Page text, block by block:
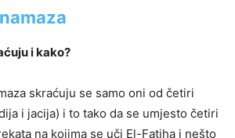
namaza
i kako?
skraćuju se samo oni od četiri
i jacija) i to tako da se umjesto četiri
na kojima se uči El-Fatiha i nešto